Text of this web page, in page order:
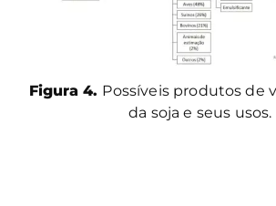
Figura 4. Possíveis produtos de
da soja e seus usos.